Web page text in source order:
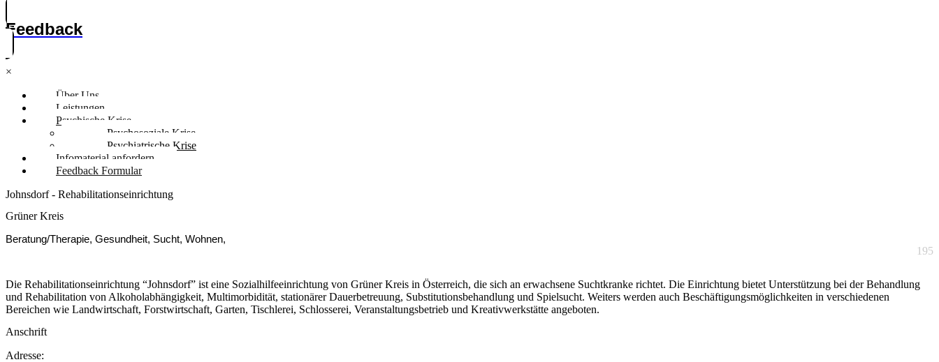
Feedback
×
Über Uns
Leistungen
Psychische Krise
Psychosoziale Krise
Psychiatrische Krise
Infomaterial anfordern
Feedback Formular
Johnsdorf - Rehabilitationseinrichtung
Grüner Kreis
Beratung/Therapie, Gesundheit, Sucht, Wohnen,
195
Die Rehabilitationseinrichtung “Johnsdorf” ist eine Sozialhilfeeinrichtung von Grüner Kreis in Österreich, die sich an erwachsene Suchtkranke richtet. Die Einrichtung bietet Unterstützung bei der Behandlung
und Rehabilitation von Alkoholabhängigkeit, Multimorbidität, stationärer Dauerbetreuung, Substitutionsbehandlung und Spielsucht. Weiters werden auch Beschäftigungsmöglichkeiten in verschiedenen
Bereichen wie Landwirtschaft, Forstwirtschaft, Garten, Tischlerei, Schlosserei, Veranstaltungsbetrieb und Kreativwerkstätte angeboten.
Anschrift
Adresse: